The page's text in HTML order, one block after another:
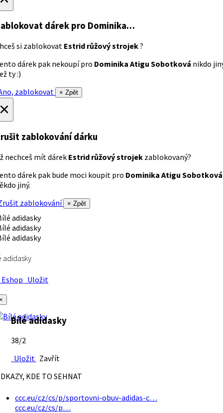
dárek pro Dominika…
si zablokovat Estrid růžový strojek?
dárek pak nekoupí pro Dominika Atigu Sobotková nikdo
ty :)
zablokovat
× Zpět
zablokování dárku
nechceš mít dárek Estrid růžový strojek zablokovaný?
dárek pak bude moci koupit pro Dominika Atigu Sobotková
jiný.
zablokování
× Zpět
adidasky
Uložit
Bílé adidasky
38/2
Uložit Zavřít
KDE TO SEHNAT
ccc.eu/cz/cs/p/sportovni-obuv-adidas-c…
ccc.eu/cz/cs/p…